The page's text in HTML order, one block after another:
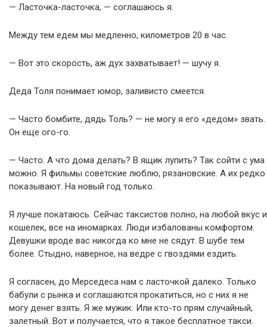
— Ласточка-ласточка, — соглашаюсь я.
Между тем едем мы медленно, километров 20 в час.
— Вот это скорость, аж дух захватывает! — шучу я.
Деда Толя понимает юмор, заливисто смеется.
— Часто бомбите, дядь Толь? — не могу я его «дедом» звать.
Он еще ого-го.
— Часто. А что дома делать? В ящик лупить? Так сойти с ума
можно. Я фильмы советские люблю, рязановские. А их редко
показывают. На новый год только.
Я лучше покатаюсь. Сейчас таксистов полно, на любой вкус и
кошелек, все на иномарках. Люди избалованы комфортом.
Девушки вроде вас никогда ко мне не сядут. В шубе тем
более. Стыдно, наверное, на ведре с гвоздями ездить.
Я согласен, до Мерседеса нам с ласточкой далеко. Только
бабули с рынка и соглашаются прокатиться, но с них я не
могу денег взять. Я же мужик. Или кто-то прям случайный,
залетный. Вот и получается, что я такое бесплатное такси.